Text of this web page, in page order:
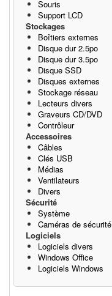
Souris
Support LCD
Stockages
Boîtiers externes
Disque dur 2.5po
Disque dur 3.5po
Disque SSD
Disques externes
Stockage réseau
Lecteurs divers
Graveurs CD/DVD
Contrôleur
Accessoires
Câbles
Clés USB
Médias
Ventilateurs
Divers
Sécurité
Système
Caméras de sécurité
Logiciels
Logiciels divers
Windows Office
Logiciels Windows